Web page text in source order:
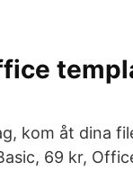
kom åt dina
69 kr,